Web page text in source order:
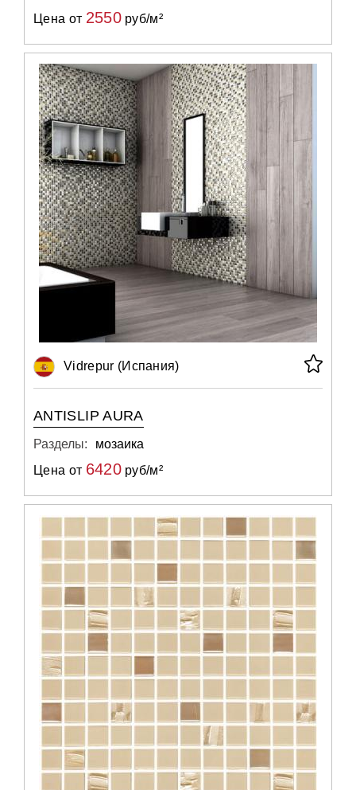
Цена от 2550руб/м²
Vidrepur (Испания)
ANTISLIP AURA
Разделы:
мозаика
Цена от 6420руб/м²